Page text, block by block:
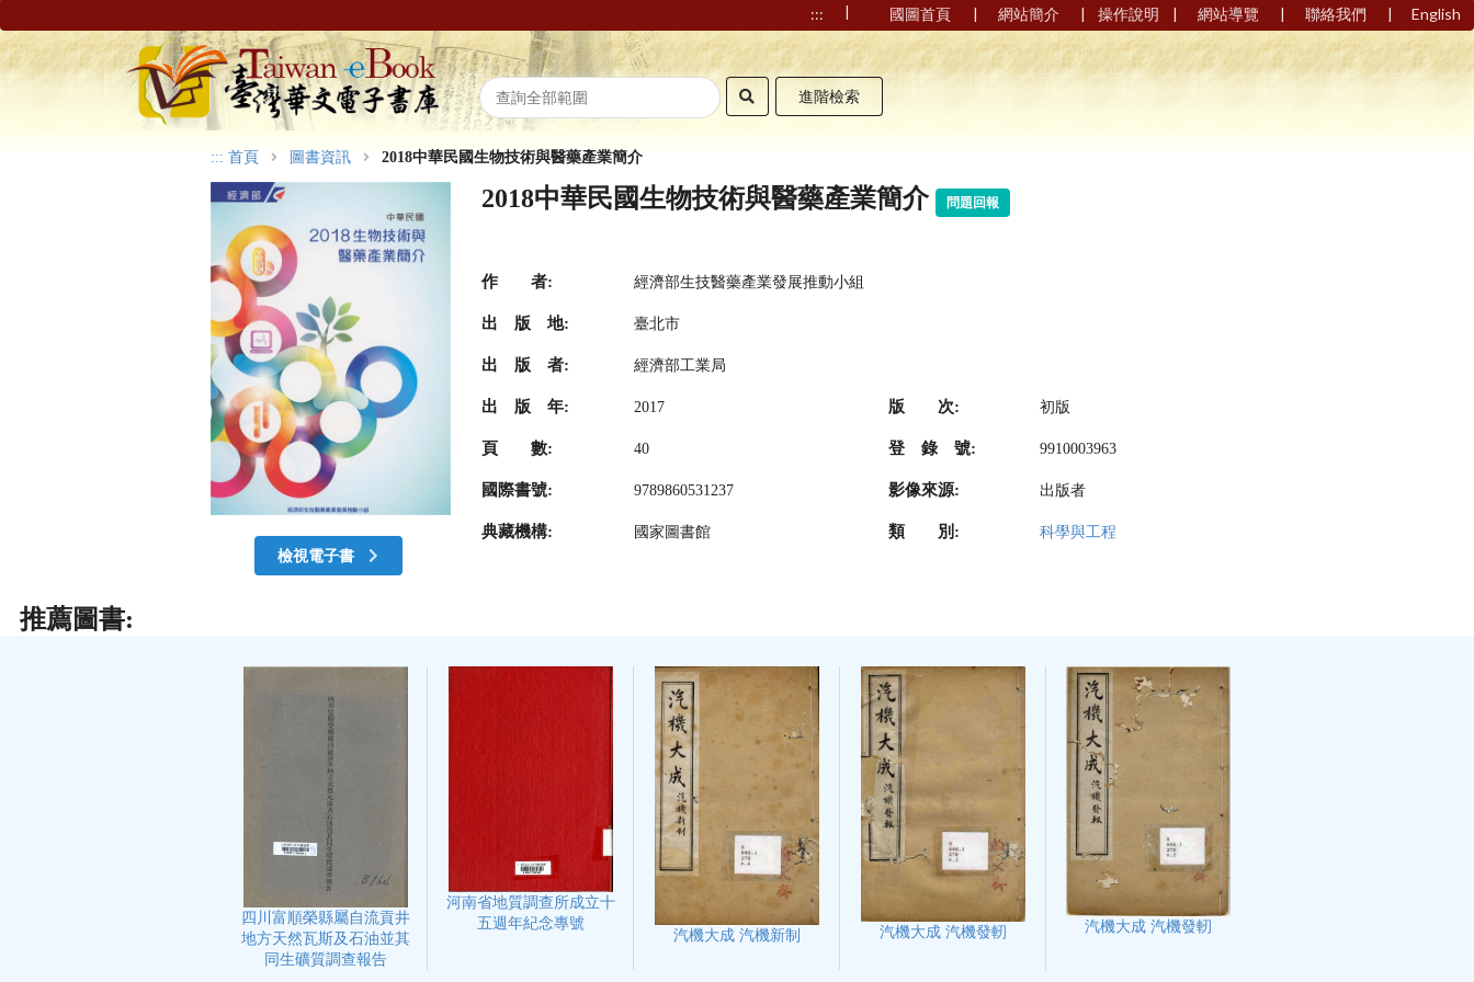
::: | 國圖首頁 | 網站簡介 | 操作說明 | 網站導覽 | 聯絡我們 | English
進階檢索
::: 首頁 圖書資訊 2018中華民國生物技術與醫藥產業簡介
檢視電子書
2018中華民國生物技術與醫藥產業簡介 問題回報
作 者: 經濟部生技醫藥產業發展推動小組
出 版 地: 臺北市
出 版 者: 經濟部工業局
出 版 年: 2017 版 次: 初版
頁 數: 40 登 錄 號: 9910003963
國際書號: 9789860531237 影像來源: 出版者
典藏機構: 國家圖書館 類 別: 科學與工程
推薦圖書:
四川富順榮縣屬自流貢井
地方天然瓦斯及石油並其
同生礦質調查報告
河南省地質調查所成立十
五週年紀念專號
汽機大成 汽機新制 汽機大成 汽機發軔 汽機大成 汽機發軔